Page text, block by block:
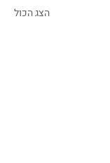
הצג הכול